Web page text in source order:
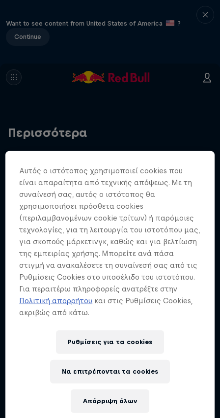
Want to see content from United States of America
?
Continue
Περισσότερα
Αυτός ο ιστότοπος χρησιμοποιεί cookies που
είναι απαραίτητα από τεχνικής απόψεως. Με τη
συναίνεσή σας, αυτός ο ιστότοπος θα
χρησιμοποιήσει πρόσθετα cookies
(περιλαμβανομένων cookie τρίτων) ή παρόμοιες
τεχνολογίες, για τη λειτουργία του ιστοτόπου μας,
για σκοπούς μάρκετινγκ, καθώς και για βελτίωση
της εμπειρίας χρήσης. Μπορείτε ανά πάσα
στιγμή να ανακαλέσετε τη συναίνεσή σας από τις
Ρυθμίσεις Cookies στο υποσέλιδο του ιστοτόπου.
Για περαιτέρω πληροφορείς ανατρέξτε στην
Πολιτική απορρήτου και στις Ρυθμίσεις Cookies,
ακριβώς από κάτω.
Ρυθμίσεις για τα cookies
Απόρριψη όλων
Να επιτρέπονται τα cookies